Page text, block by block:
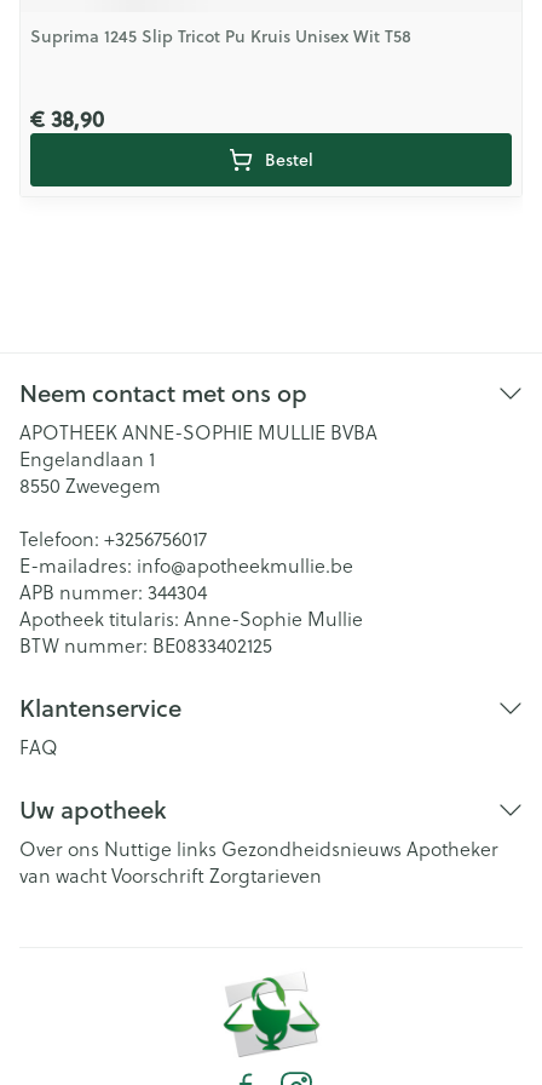
Suprima 1245 Slip Tricot Pu Kruis Unisex Wit T58
€ 38,90
Bestel
Neem contact met ons op
APOTHEEK ANNE-SOPHIE MULLIE BVBA
Engelandlaan 1
8550 Zwevegem
Telefoon: +3256756017
E-mailadres: info@apotheekmullie.be
APB nummer: 344304
Apotheek titularis: Anne-Sophie Mullie
BTW nummer: BE0833402125
Klantenservice
FAQ
Uw apotheek
Over ons Nuttige links Gezondheidsnieuws Apotheker
van wachtVoorschriftZorgtarieven